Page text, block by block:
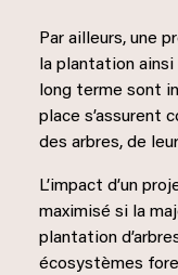
Par ailleurs, une
la plantation
long terme sont
place s’assurent
des arbres, de
L’impact d’un
maximisé si la
plantation
écosystèmes